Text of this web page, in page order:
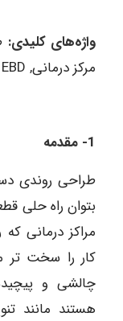
واژه‌های کلیدی:
مرکز درمانی, EBD
1- مقدمه
طراحی روندی
بتوان راه حلی
مراکز درمانی
کار را سخت ­تر
چالشی و
هستند مانند